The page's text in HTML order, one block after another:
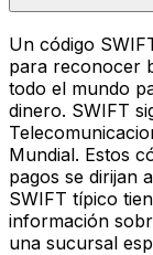
Un código
para reconocer
todo el mundo
dinero. SWIFT
Mundial. Estos
pagos se dirijan
SWIFT típico
información
una sucursal